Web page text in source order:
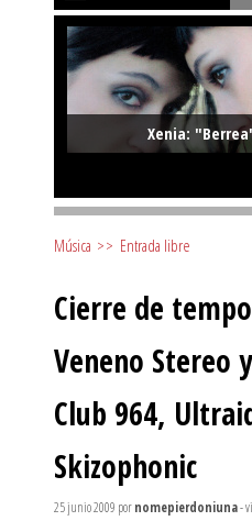
Xenia:
Música >> Entrada libre
Cierre de
Veneno Stereo
Club 964,
Skizophonic
25 junio 2009 pornomepierdoniuna-